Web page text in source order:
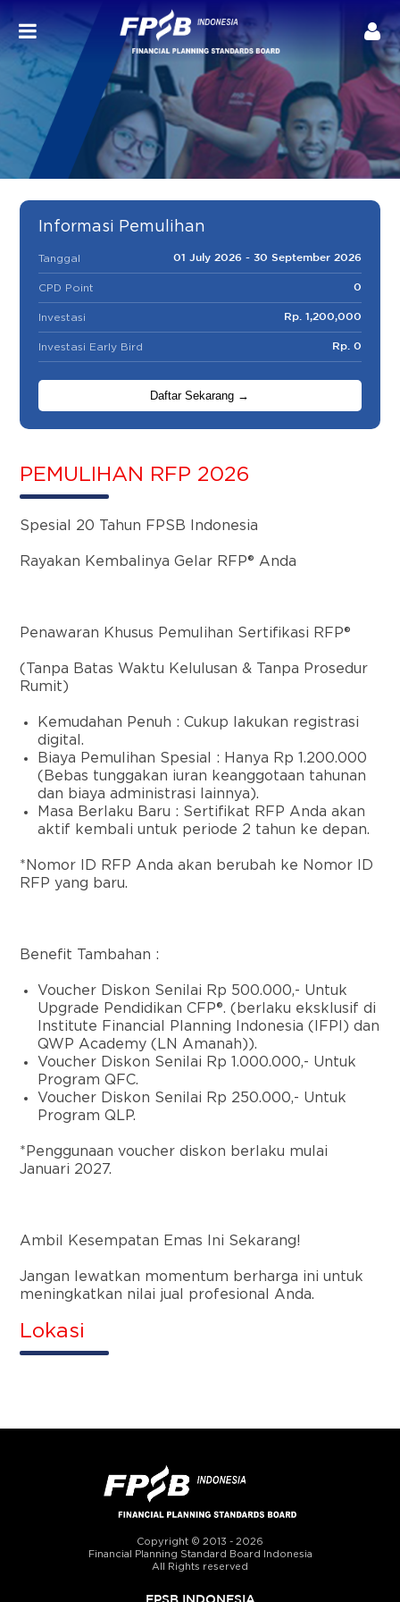
PEMULIHAN RFP 2026
Spesial 20 Tahun FPSB Indonesia
Rayakan Kembalinya Gelar RFP® Anda
Penawaran Khusus Pemulihan Sertifikasi RFP®
(Tanpa Batas Waktu Kelulusan & Tanpa Prosedur
Rumit)
Kemudahan Penuh : Cukup lakukan registrasi
digital.
Biaya Pemulihan Spesial : Hanya Rp 1.200.000
(Bebas tunggakan iuran keanggotaan tahunan
dan biaya administrasi lainnya).
Masa Berlaku Baru : Sertifikat RFP Anda akan
aktif kembali untuk periode 2 tahun ke depan.
*Nomor ID RFP Anda akan berubah ke Nomor ID
RFP yang baru.
Benefit Tambahan :
Voucher Diskon Senilai Rp 500.000,- Untuk
Upgrade Pendidikan CFP®.(berlaku eksklusif di
Institute Financial Planning Indonesia (IFPI) dan
QWP Academy (LN Amanah)).
Voucher Diskon Senilai Rp 1.000.000,- Untuk
Program QFC.
Voucher Diskon Senilai Rp 250.000,- Untuk
Program QLP.
*Penggunaan voucher diskon berlaku mulai
Januari 2027.
Ambil Kesempatan Emas Ini Sekarang!
Jangan lewatkan momentum berharga ini untuk
meningkatkan nilai jual profesional Anda.
Lokasi
Informasi Pemulihan
Tanggal 01 July 2026 - 30 September 2026
CPD Point 0
Investasi Rp. 1,200,000
Investasi Early Bird Rp. 0
Daftar Sekarang →
Copyright © 2013 - 2026
Financial Planning Standard Board Indonesia
All Rights reserved